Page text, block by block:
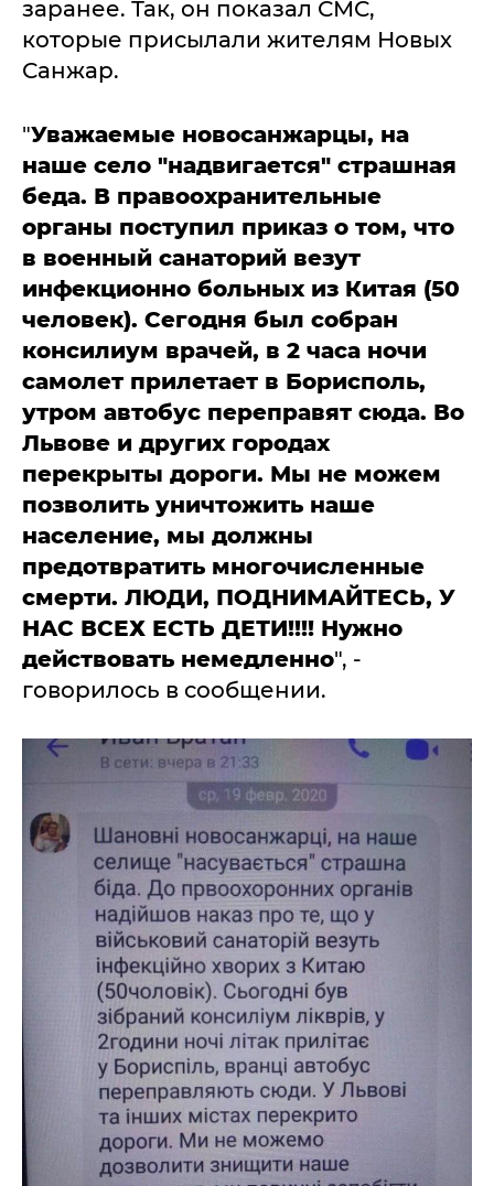
заранее. Так, он показал СМС,
которые присылали жителям Новых
Санжар.
"Уважаемые новосанжарцы, на
наше село "надвигается" страшная
беда. В правоохранительные
органы поступил приказ о том, что
в военный санаторий везут
инфекционно больных из Китая (50
человек). Сегодня был собран
консилиум врачей, в 2 часа ночи
самолет прилетает в Борисполь,
утром автобус переправят сюда. Во
Львове и других городах
перекрыты дороги. Мы не можем
позволить уничтожить наше
население, мы должны
предотвратить многочисленные
смерти. ЛЮДИ, ПОДНИМАЙТЕСЬ, У
НАС ВСЕХ ЕСТЬ ДЕТИ!!!! Нужно
действовать немедленно", -
говорилось в сообщении.